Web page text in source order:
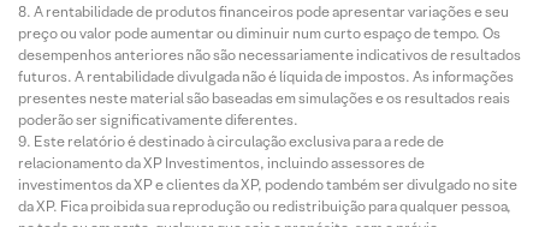
A rentabilidade de produtos financeiros pode apresentar variações e seu
preço ou valor pode aumentar ou diminuir num curto espaço de tempo. Os
desempenhos anteriores não são necessariamente indicativos de resultados
futuros. A rentabilidade divulgada não é líquida de impostos. As informações
presentes neste material são baseadas em simulações e os resultados reais
poderão ser significativamente diferentes.
Este relatório é destinado à circulação exclusiva para a rede de
relacionamento da XP Investimentos, incluindo assessores de
investimentos da XP e clientes da XP, podendo também ser divulgado no site
da XP. Fica proibida sua reprodução ou redistribuição para qualquer pessoa,